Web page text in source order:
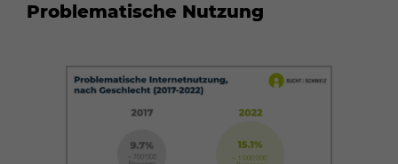
Problematische Nutzung